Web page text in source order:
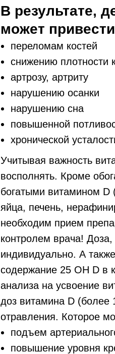
В результате,
может
переломам костей
снижению плотности
артрозу, артриту
нарушению осанки
нарушению сна
повышенной
хронической
Учитывая важность
восполнять. Кроме
богатыми витамином
яйца, печень,
необходим прием
контролем врача!
индивидуально. А
содержание 25 ОН D в
анализа на усвоение
доз витамина D (более
отравления. Которое
подъем
повышение уровня